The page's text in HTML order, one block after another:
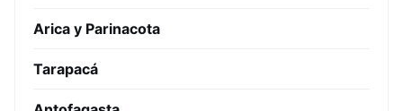
Arica y Parinacota
Tarapacá